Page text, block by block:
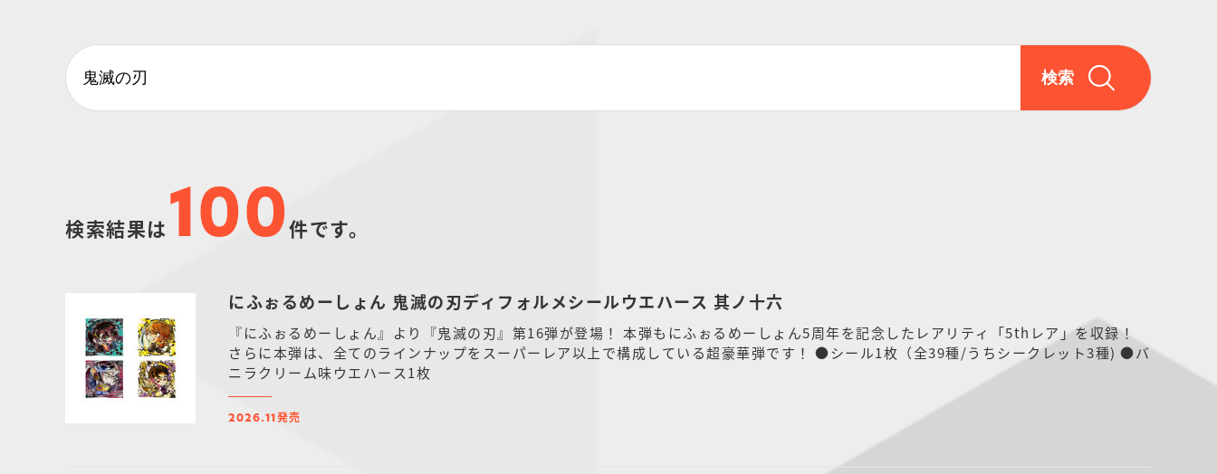
検索結果は 100件です。
にふぉるめーしょん 鬼滅の刃ディフォルメシールウエハース 其ノ十六
『にふぉるめーしょん』より『鬼滅の刃』第16弾が登場！ 本弾もにふぉるめーしょん5周年を記念したレアリティ「5thレア」を収録！
さらに本弾は、全てのラインナップをスーパーレア以上で構成している超豪華弾です！ ●シール1枚（全39種/うちシークレット3種) ●バ
ニラクリーム味ウエハース1枚
2026.11 発売